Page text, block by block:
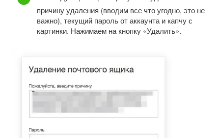
причину удаления (вводим все что угодно, это не
важно), текущий пароль от аккаунта и капчу с
картинки. Нажимаем на кнопку «Удалить».